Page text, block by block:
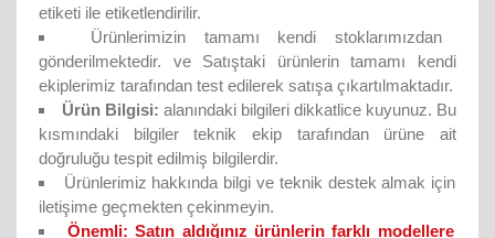
etiketi ile etiketlendirilir.
Ürünlerimizin tamamı kendi stoklarımızdan
gönderilmektedir. ve Satıştaki ürünlerin tamamı kendi
ekiplerimiz tarafından test edilerek satışa çıkartılmaktadır.
Ürün Bilgisi: alanındaki bilgileri dikkatlice kuyunuz. Bu
kısmındaki bilgiler teknik ekip tarafından ürüne ait
doğruluğu tespit edilmiş bilgilerdir.
Ürünlerimiz hakkında bilgi ve teknik destek almak için
iletişime geçmekten çekinmeyin.
Önemli: Satın aldığınız ürünlerin farklı modellere